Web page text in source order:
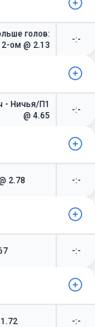
голов:
2-ом @ 2.13
-:-
- Ничья/П1
@ 4.65
-:-
2.78 -:-
-:-
-:-